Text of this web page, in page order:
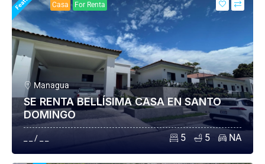
Casa For Renta
Managua
SE RENTA BELLÍSIMA CASA EN SANTO
DOMINGO
_ _ / _ _ 5 5 NA